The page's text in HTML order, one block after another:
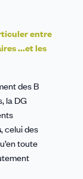
entre
...et les
des B
la DG
, celui des
toute